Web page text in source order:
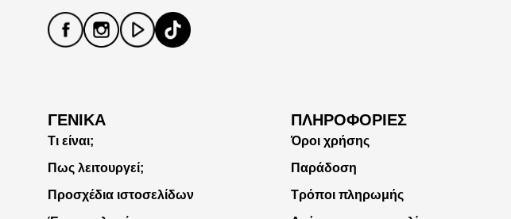
ΓΕΝΙΚΆ
Τι είναι;
Πως λειτουργεί;
Προσχέδια ιστοσελίδων
ΠΛΗΡΟΦΟΡΊΕΣ
Όροι χρήσης
Παράδοση
Τρόποι πληρωμής